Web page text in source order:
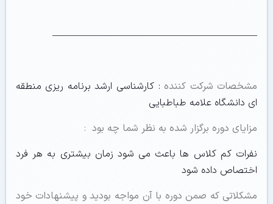
—————————————————————
مشخصات شرکت کننده : کارشناسی ارشد برنامه ریزی منطقه
ای دانشگاه علامه طباطبایی
مزایای دوره برگزار شده به نظر شما چه بود :
نفرات کم کلاس ها باعث می شود زمان بیشتری به هر فرد
اختصاص داده شود
مشکلاتی که صمن دوره با آن مواجه بودید و پیشنهادات خود